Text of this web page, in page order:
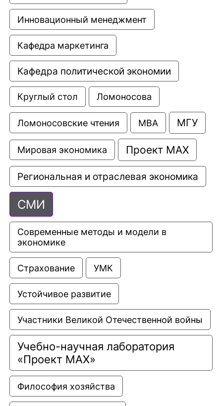
Инновационный менеджмент
Кафедра маркетинга
Кафедра политической экономии
Круглый стол Ломоносова
Ломоносовские чтения МВА МГУ
Мировая экономика Проект МАХ
Региональная и отраслевая экономика
СМИ
Современные методы и модели в
экономике
Страхование УМК
Устойчивое развитие
Участники Великой Отечественной войны
Учебно-научная лаборатория
«Проект МАХ»
Философия хозяйства